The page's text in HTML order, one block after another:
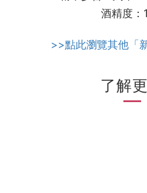
酒精度：
>>點此瀏覽其他「
了解